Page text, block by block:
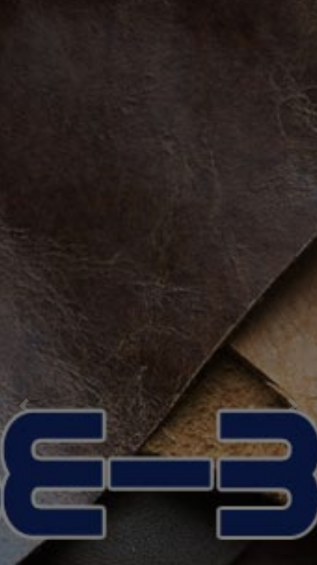
Previous Next